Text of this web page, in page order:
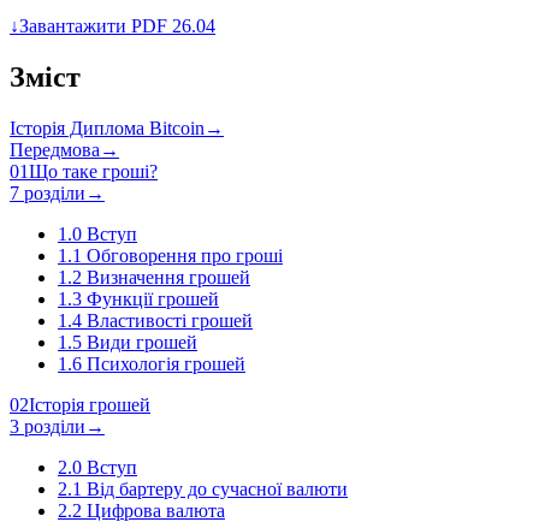
↓Завантажити PDF 26.04
Зміст
Історія Диплома Bitcoin →
Передмова →
01Що таке гроші?
7 розділи →
1.0 Вступ
1.1 Обговорення про гроші
1.2 Визначення грошей
1.3 Функції грошей
1.4 Властивості грошей
1.5 Види грошей
1.6 Психологія грошей
02Історія грошей
3 розділи →
2.0 Вступ
2.1 Від бартеру до сучасної валюти
2.2 Цифрова валюта